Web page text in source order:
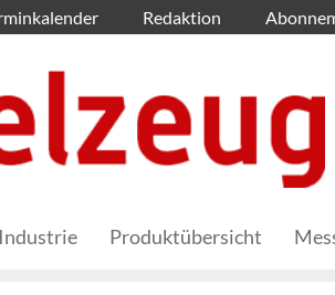
Redaktion
Industrie Produktübersicht